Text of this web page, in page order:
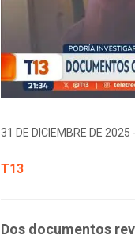
31 DE DICIEMBRE DE 2025
T13
Dos documentos